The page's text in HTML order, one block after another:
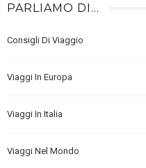
PARLIAMO DI…
Consigli Di Viaggio
Viaggi In Europa
Viaggi In Italia
Viaggi Nel Mondo